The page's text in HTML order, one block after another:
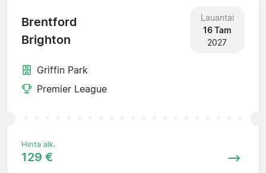
Brentford
Brighton
Lauantai
16 Tam
2027
Griffin Park
Premier League
Hinta alk.
129 €